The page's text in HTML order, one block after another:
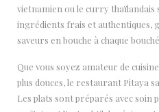
vietnamien ou le curry thaïlandais
ingrédients frais et authentiques,
saveurs en bouche à chaque
Que vous soyez amateur de
plus douces, le restaurant Pitaya
Les plats sont préparés avec soin